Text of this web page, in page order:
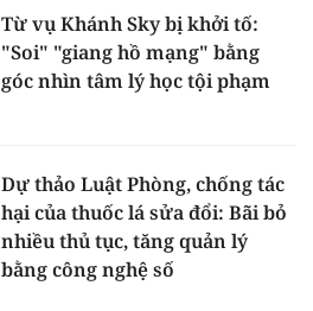
Từ vụ Khánh Sky bị khởi tố:
"Soi" "giang hồ mạng" bằng
góc nhìn tâm lý học tội phạm
Dự thảo Luật Phòng, chống tác
hại của thuốc lá sửa đổi: Bãi bỏ
nhiều thủ tục, tăng quản lý
bằng công nghệ số